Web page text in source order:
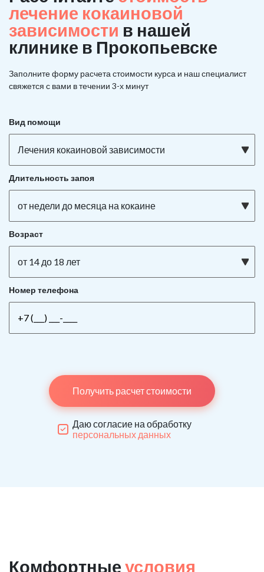
лечение кокаиновой
зависимости в нашей
клинике в Прокопьевске
Заполните форму расчета стоимости курса и наш специалист
свяжется с вами в течении 3-х минут
Вид помощи
Лечения кокаиновой зависимости
Длительность запоя
от недели до месяца на кокаине
Возраст
от 14 до 18 лет
Номер телефона
Получить расчет стоимости
Даю согласие на обработку
персональных данных
Комфортные условия